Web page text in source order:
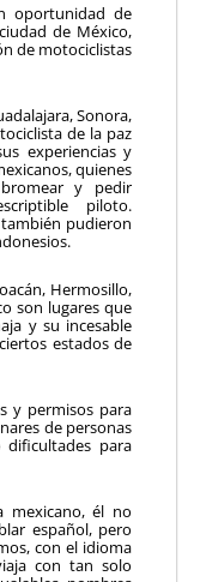
oportunidad de
de México,
de motociclistas
Sonora,
de la paz
experiencias y
quienes
y pedir
piloto.
pudieron
Hermosillo,
son lugares que
y su incesable
estados de
y permisos para
de personas
para
mexicano, él no
español, pero
con el idioma
con tan solo